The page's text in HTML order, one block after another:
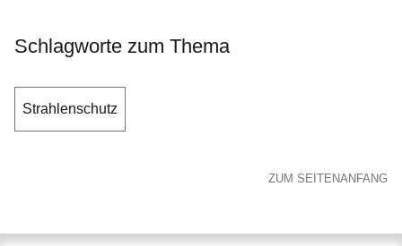
Schlagworte zum Thema
Strahlenschutz
ZUM SEITENANFANG